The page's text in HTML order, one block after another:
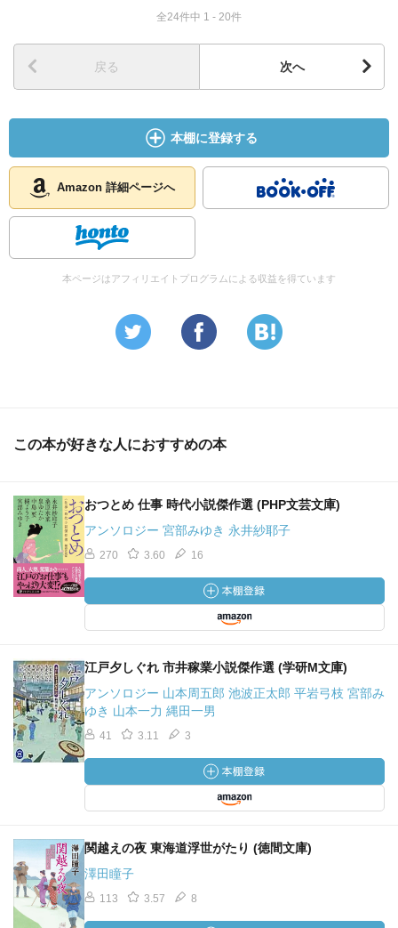
全24件中 1 - 20件
戻る 次へ
本棚に登録する
Amazon 詳細ページへ
本ページはアフィリエイトプログラムによる収益を得ています
この本が好きな人におすすめの本
おつとめ 仕事 時代小説傑作選 (PHP文芸文庫)
アンソロジー 宮部みゆき 永井紗耶子
270 3.60 16
江戸夕しぐれ 市井稼業小説傑作選 (学研M文庫)
アンソロジー 山本周五郎 池波正太郎 平岩弓枝 宮部み
ゆき 山本一力 縄田一男
41 3.11 3
関越えの夜 東海道浮世がたり (徳間文庫)
澤田瞳子
113 3.57 8